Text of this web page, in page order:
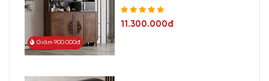
Giảm 900.000đ
11.300.000đ